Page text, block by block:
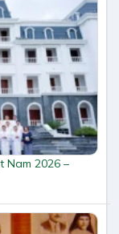
Nam 2026 –